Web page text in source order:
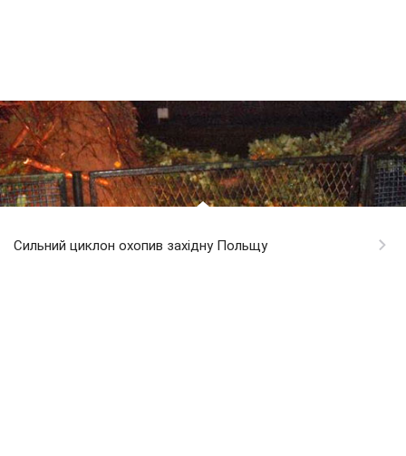
Сильний циклон охопив західну Польщу